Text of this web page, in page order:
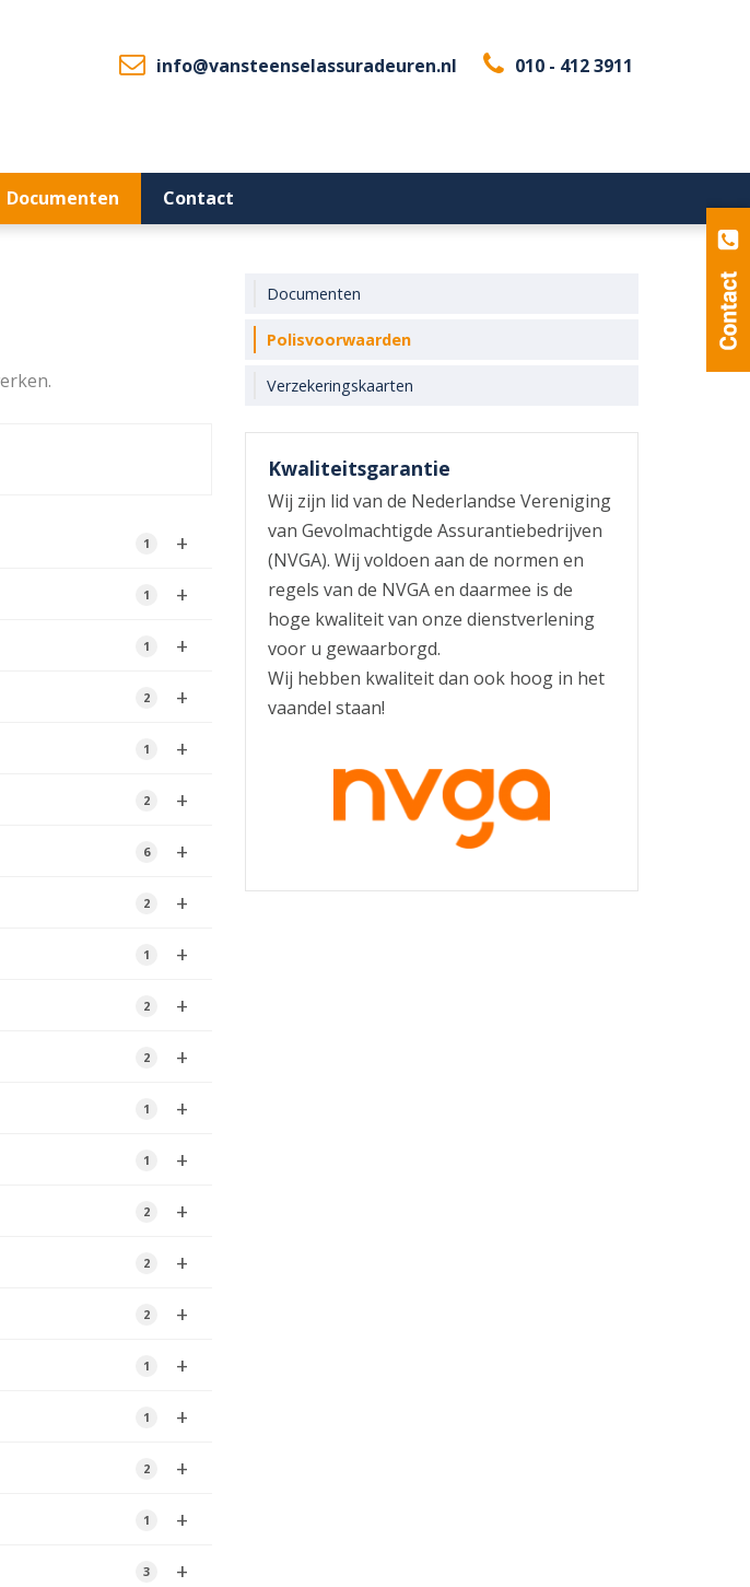
info@vansteenselassuradeuren.nl 010 - 412 3911
Documenten Contact
Documenten
Polisvoorwaarden
Verzekeringskaarten
Kwaliteitsgarantie
Wij zijn lid van de Nederlandse Vereniging
van Gevolmachtigde Assurantiebedrijven
(NVGA). Wij voldoen aan de normen en
regels van de NVGA en daarmee is de
hoge kwaliteit van onze dienstverlening
voor u gewaarborgd.
Wij hebben kwaliteit dan ook hoog in het
vaandel staan!